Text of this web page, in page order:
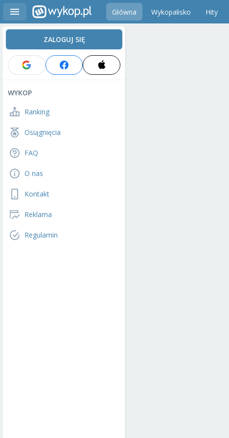
Główna Wykopalisko Hity
ZALOGUJ SIĘ
WYKOP
Ranking
Osiągnięcia
FAQ
O nas
Kontakt
Reklama
Regulamin